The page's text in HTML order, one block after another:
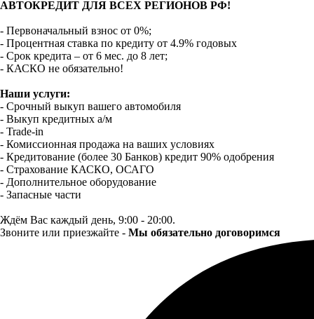
АВТОКРЕДИТ ДЛЯ ВСЕХ РЕГИОНОВ РФ!
- Первоначальный взнос от 0%;
- Процентная ставка по кредиту от 4.9% годовых
- Срок кредита – от 6 мес. до 8 лет;
- КАСКО не обязательно!
Наши услуги:
- Срочный выкуп вашего автомобиля
- Выкуп кредитных а/м
- Trade-in
- Комиссионная продажа на ваших условиях
- Кредитование (более 30 Банков) кредит 90% одобрения
- Страхование КАСКО, ОСАГО
- Дополнительное оборудование
- Запасные части
Ждём Вас каждый день, 9:00 - 20:00.
Звоните или приезжайте - Мы обязательно договоримся